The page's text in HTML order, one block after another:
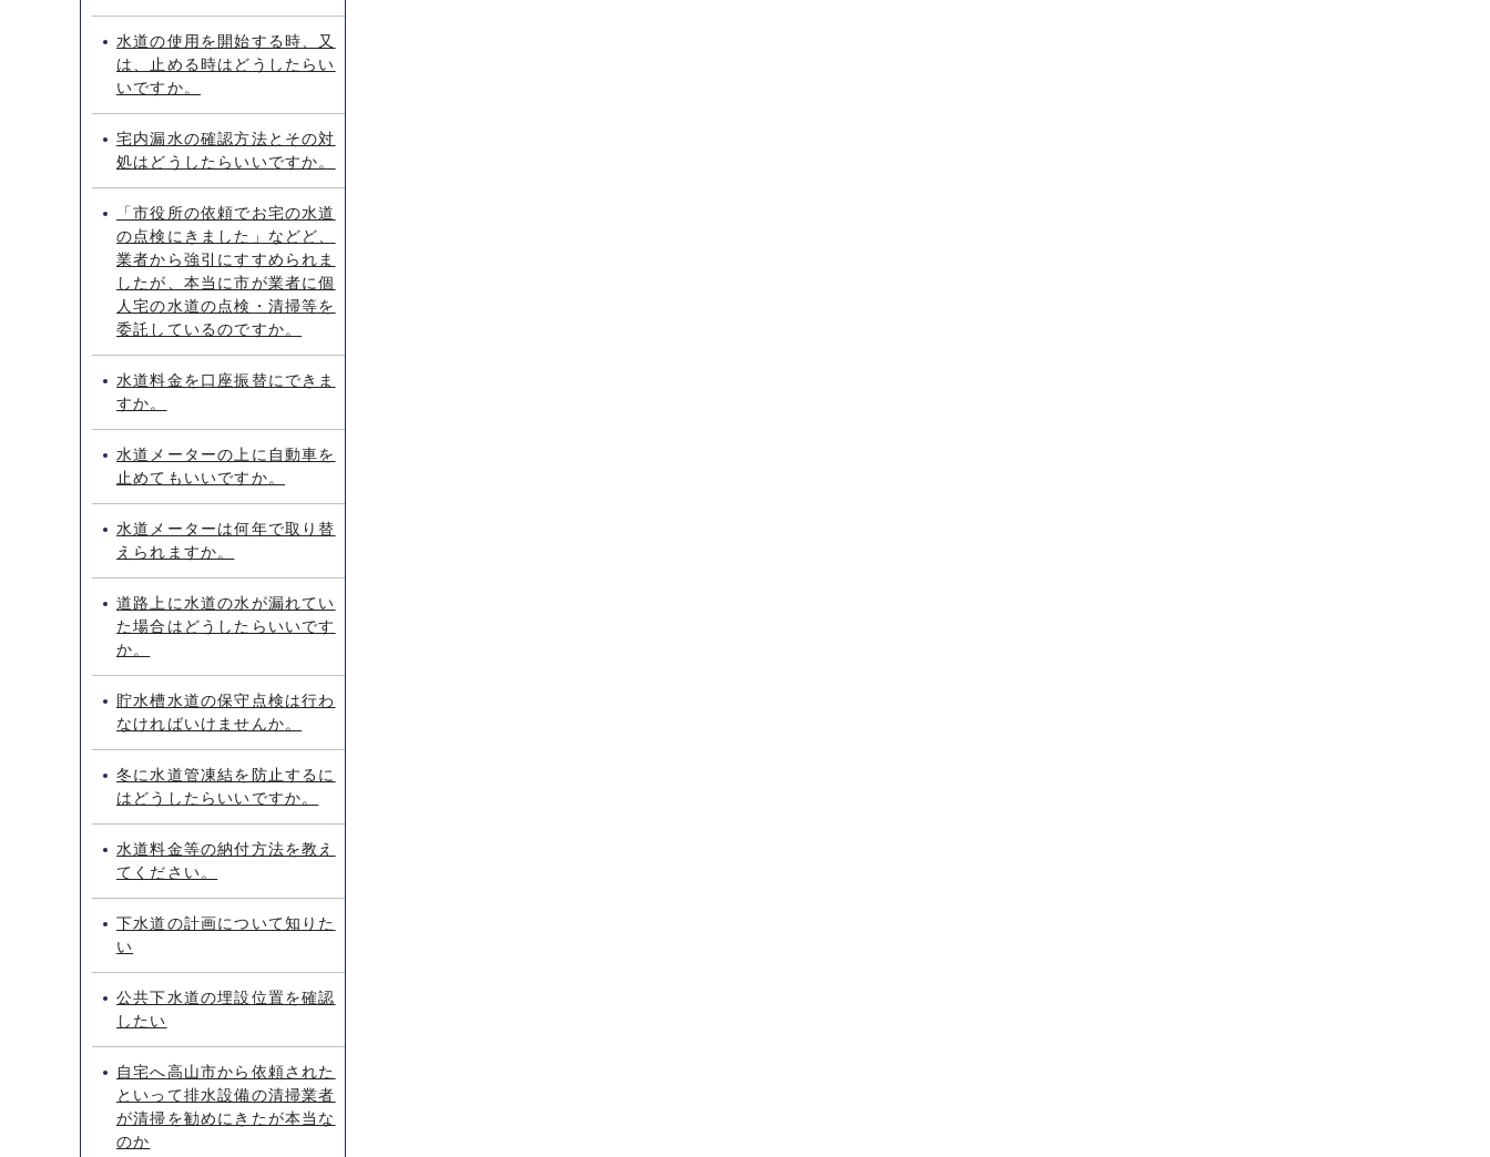
水道の使用を開始する時、又
は、止める時はどうしたらい
いですか。
宅内漏水の確認方法とその対
処はどうしたらいいですか。
「市役所の依頼でお宅の水道
の点検にきました」などど、
業者から強引にすすめられま
したが、本当に市が業者に個
人宅の水道の点検・清掃等を
委託しているのですか。
水道料金を口座振替にできま
すか。
水道メーターの上に自動車を
止めてもいいですか。
水道メーターは何年で取り替
えられますか。
道路上に水道の水が漏れてい
た場合はどうしたらいいです
か。
貯水槽水道の保守点検は行わ
なければいけませんか。
冬に水道管凍結を防止するに
はどうしたらいいですか。
水道料金等の納付方法を教え
てください。
下水道の計画について知りた
い
公共下水道の埋設位置を確認
したい
自宅へ高山市から依頼された
といって排水設備の清掃業者
が清掃を勧めにきたが本当な
のか